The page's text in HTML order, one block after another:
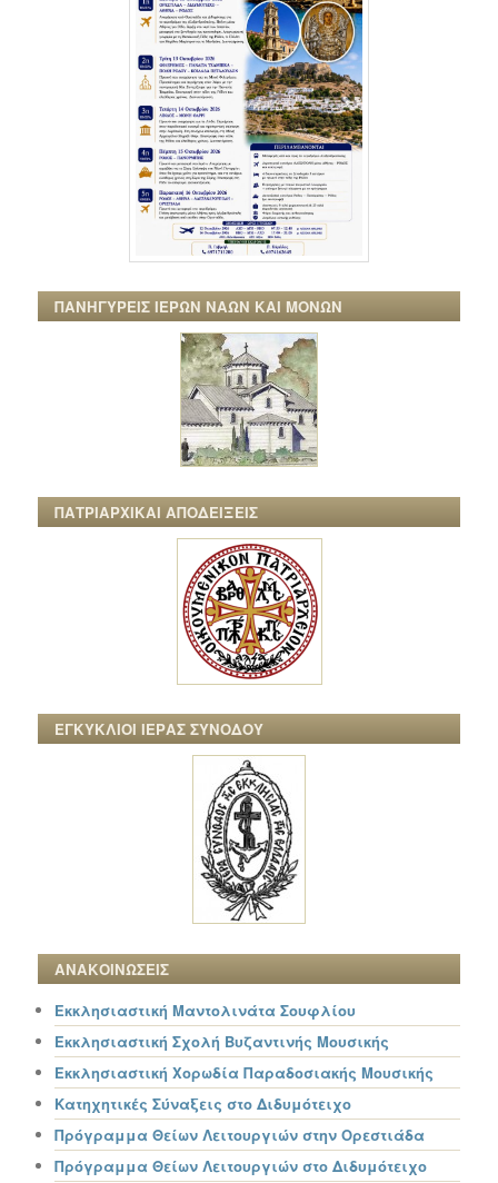
ΠΑΝΗΓΥΡΕΙΣ ΙΕΡΩΝ ΝΑΩΝ ΚΑΙ ΜΟΝΩΝ
ΠΑΤΡΙΑΡΧΙΚΑΙ ΑΠΟΔΕΙΞΕΙΣ
ΕΓΚΥΚΛΙΟΙ ΙΕΡΑΣ ΣΥΝΟΔΟΥ
ΑΝΑΚΟΙΝΩΣΕΙΣ
Εκκλησιαστική Μαντολινάτα Σουφλίου
Εκκλησιαστική Σχολή Βυζαντινής Μουσικής
Εκκλησιαστική Χορωδία Παραδοσιακής Μουσικής
Κατηχητικές Σύναξεις στο Διδυμότειχο
Πρόγραμμα Θείων Λειτουργιών στην Ορεστιάδα
Πρόγραμμα Θείων Λειτουργιών στο Διδυμότειχο